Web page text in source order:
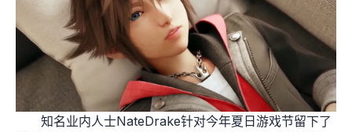
知名业内人士NateDrake针对今年夏日游戏节留下了